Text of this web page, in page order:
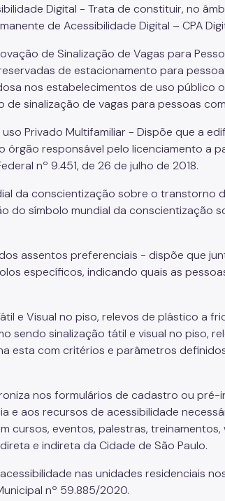
Digital - Trata de constituir, no
de Acessibilidade Digital – CPA
de Sinalização de Vagas para
de estacionamento para
nos estabelecimentos de uso público
sinalização de vagas para pessoas
Privado Multifamiliar - Dispõe que a
responsável pelo licenciamento a
nº 9.451, de 26 de julho de 2018.
da conscientização sobre o transtorno
do símbolo mundial da conscientização
assentos preferenciais - dispõe que
específicos, indicando quais as
e Visual no piso, relevos de plástico a
sendo sinalização tátil e visual no piso,
esta com critérios e parâmetros
nos formulários de cadastro ou pré-
e aos recursos de acessibilidade
cursos, eventos, palestras, treinamentos,
e indireta da Cidade de São Paulo.
nas unidades residenciais nos
nº 59.885/2020.